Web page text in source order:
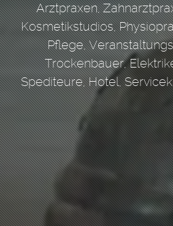
Arztpraxen,
Kosmetikstudios,
Pflege,
Trockenbauer,
Spediteure,Hotel,